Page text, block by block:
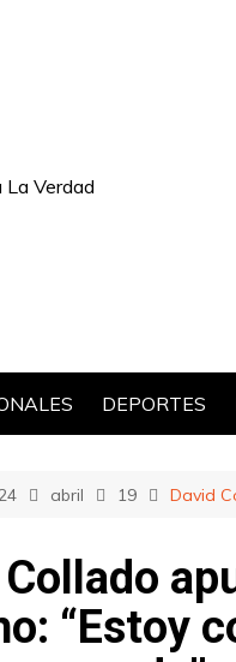
DEPORTES
abril 19 David
“Estoy